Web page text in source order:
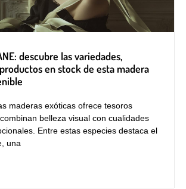
descubre las variedades,
en stock de esta madera
maderas exóticas ofrece tesoros
belleza visual con cualidades
Entre estas especies destaca el
una